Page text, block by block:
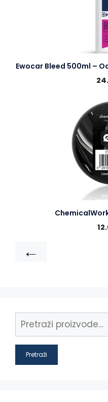
Ewocar Bleed 500ml –
←
Pretraži